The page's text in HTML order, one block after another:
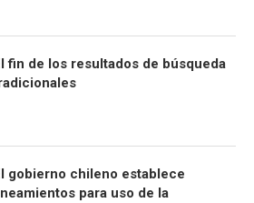
fin de los resultados de búsqueda
gobierno chileno establece
para uso de la